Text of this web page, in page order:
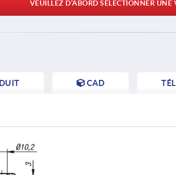
VEUILLEZ D’ABORD SÉLECTIONNER UNE
CAD